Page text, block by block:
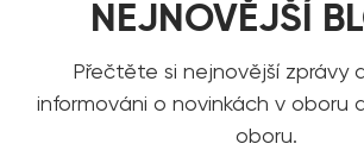
NEJNOVĚJŠÍ
Přečtěte si nejnovější zprávy
informováni o novinkách v oboru
oboru.